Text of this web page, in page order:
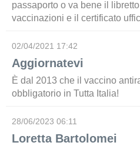
passaporto o va bene il
vaccinazioni e il certificato
02/04/2021 17:42
Aggiornatevi
È dal 2013 che il vaccino
obbligatorio in Tutta Italia!
28/06/2023 06:11
Loretta Bartolomei